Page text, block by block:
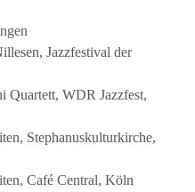
Jazzfestival der
Quartett, WDR Jazzfest,
Stephanuskulturkirche,
Café Central, Köln